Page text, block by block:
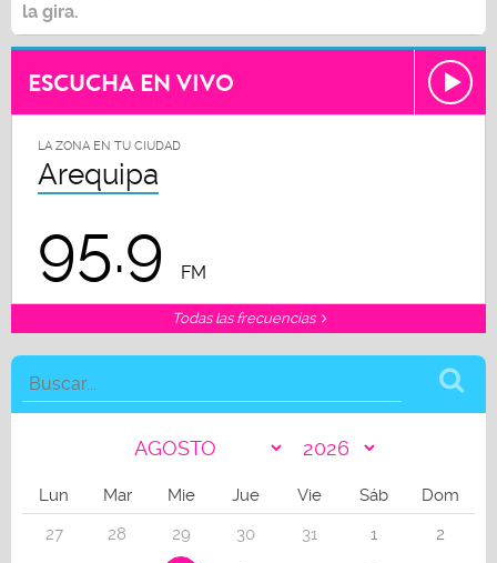
la gira.
ESCUCHA EN VIVO
LA ZONA EN TU CIUDAD
Arequipa
95.9 FM
Todas las frecuencias
Lun Mar Mie Jue Vie Sáb
Dom
27
28 29 30 31 1
2